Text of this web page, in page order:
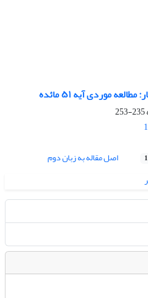
موردی آیه ۵۱ مائده
235-253
اصل مقاله به زبان دوم